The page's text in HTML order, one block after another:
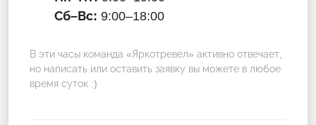
Сб–Вс: 9:00–18:00
В эти часы команда «Яркотревел» активно отвечает,
но написать или оставить заявку вы можете в любое
время суток :)